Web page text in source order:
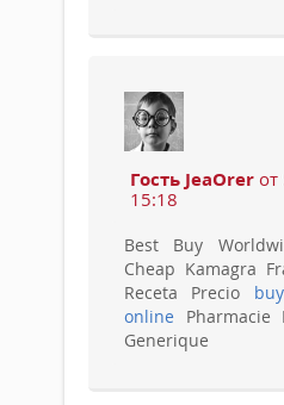
Гость JeaOrer от
15:18
Best Buy
Cheap Kamagra
Receta Precio
online Pharmacie
Generique